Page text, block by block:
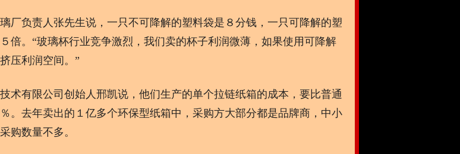
负责人张先生说，一只不可降解的塑料袋是８分钱，一只可降解的塑
倍。“玻璃杯行业竞争激烈，我们卖的杯子利润微薄，如果使用可降解
压利润空间。”
有限公司创始人邢凯说，他们生产的单个拉链纸箱的成本，要比普通
。去年卖出的１亿多个环保型纸箱中，采购方大部分都是品牌商，中小
购数量不多。